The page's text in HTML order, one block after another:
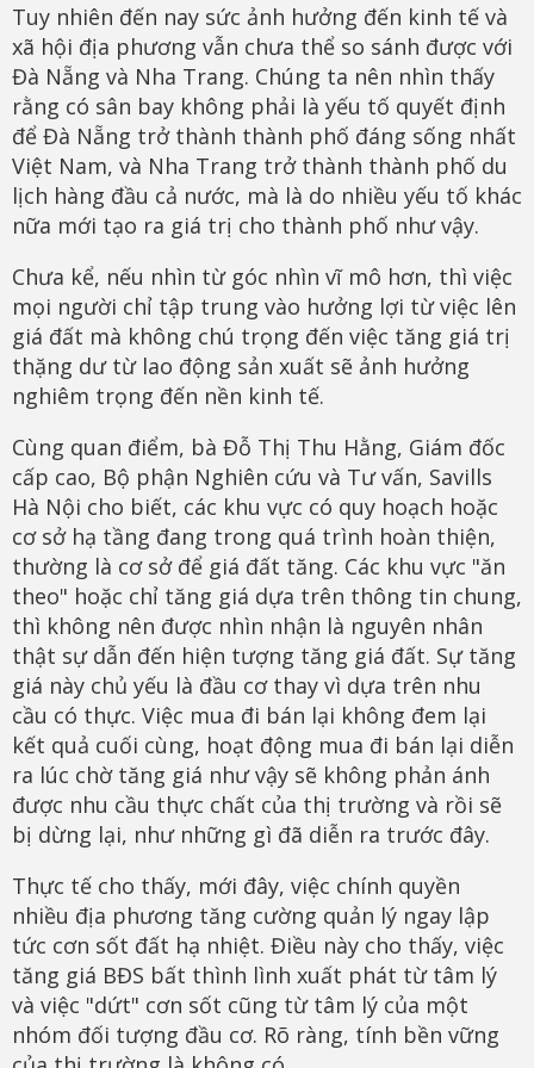
Tuy nhiên đến nay sức ảnh hưởng đến kinh tế và
xã hội địa phương vẫn chưa thể so sánh được với
Đà Nẵng và Nha Trang. Chúng ta nên nhìn thấy
rằng có sân bay không phải là yếu tố quyết định
để Đà Nẵng trở thành thành phố đáng sống nhất
Việt Nam, và Nha Trang trở thành thành phố du
lịch hàng đầu cả nước, mà là do nhiều yếu tố khác
nữa mới tạo ra giá trị cho thành phố như vậy.
Chưa kể, nếu nhìn từ góc nhìn vĩ mô hơn, thì việc
mọi người chỉ tập trung vào hưởng lợi từ việc lên
giá đất mà không chú trọng đến việc tăng giá trị
thặng dư từ lao động sản xuất sẽ ảnh hưởng
nghiêm trọng đến nền kinh tế.
Cùng quan điểm, bà Đỗ Thị Thu Hằng, Giám đốc
cấp cao, Bộ phận Nghiên cứu và Tư vấn, Savills
Hà Nội cho biết, các khu vực có quy hoạch hoặc
cơ sở hạ tầng đang trong quá trình hoàn thiện,
thường là cơ sở để giá đất tăng. Các khu vực "ăn
theo" hoặc chỉ tăng giá dựa trên thông tin chung,
thì không nên được nhìn nhận là nguyên nhân
thật sự dẫn đến hiện tượng tăng giá đất. Sự tăng
giá này chủ yếu là đầu cơ thay vì dựa trên nhu
cầu có thực. Việc mua đi bán lại không đem lại
kết quả cuối cùng, hoạt động mua đi bán lại diễn
ra lúc chờ tăng giá như vậy sẽ không phản ánh
được nhu cầu thực chất của thị trường và rồi sẽ
bị dừng lại, như những gì đã diễn ra trước đây.
Thực tế cho thấy, mới đây, việc chính quyền
nhiều địa phương tăng cường quản lý ngay lập
tức cơn sốt đất hạ nhiệt. Điều này cho thấy, việc
tăng giá BĐS bất thình lình xuất phát từ tâm lý
và việc "dứt" cơn sốt cũng từ tâm lý của một
nhóm đối tượng đầu cơ. Rõ ràng, tính bền vững